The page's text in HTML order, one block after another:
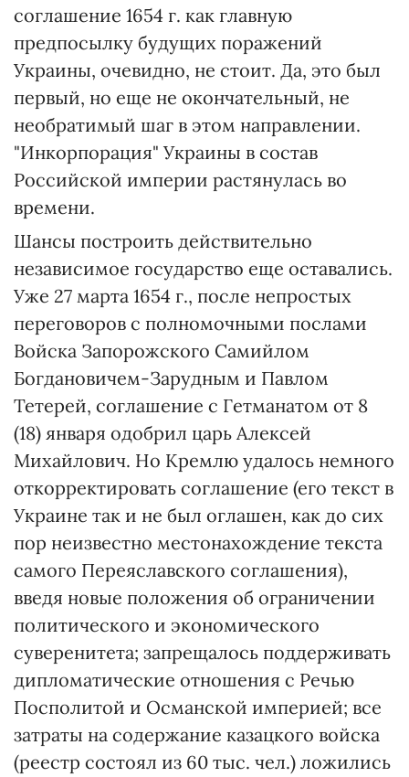
соглашение 1654 г. как главную
предпосылку будущих поражений
Украины, очевидно, не стоит. Да, это был
первый, но еще не окончательный, не
необратимый шаг в этом направлении.
"Инкорпорация" Украины в состав
Российской империи растянулась во
времени.
Шансы построить действительно
независимое государство еще оставались.
Уже 27 марта 1654 г., после непростых
переговоров с полномочными послами
Войска Запорожского Самийлом
Богдановичем-Зарудным и Павлом
Тетерей, соглашение с Гетманатом от 8
(18) января одобрил царь Алексей
Михайлович. Но Кремлю удалось немного
откорректировать соглашение (его текст в
Украине так и не был оглашен, как до сих
пор неизвестно местонахождение текста
самого Переяславского соглашения),
введя новые положения об ограничении
политического и экономического
суверенитета; запрещалось поддерживать
дипломатические отношения с Речью
Посполитой и Османской империей; все
затраты на содержание казацкого войска
(реестр состоял из 60 тыс. чел.) ложились